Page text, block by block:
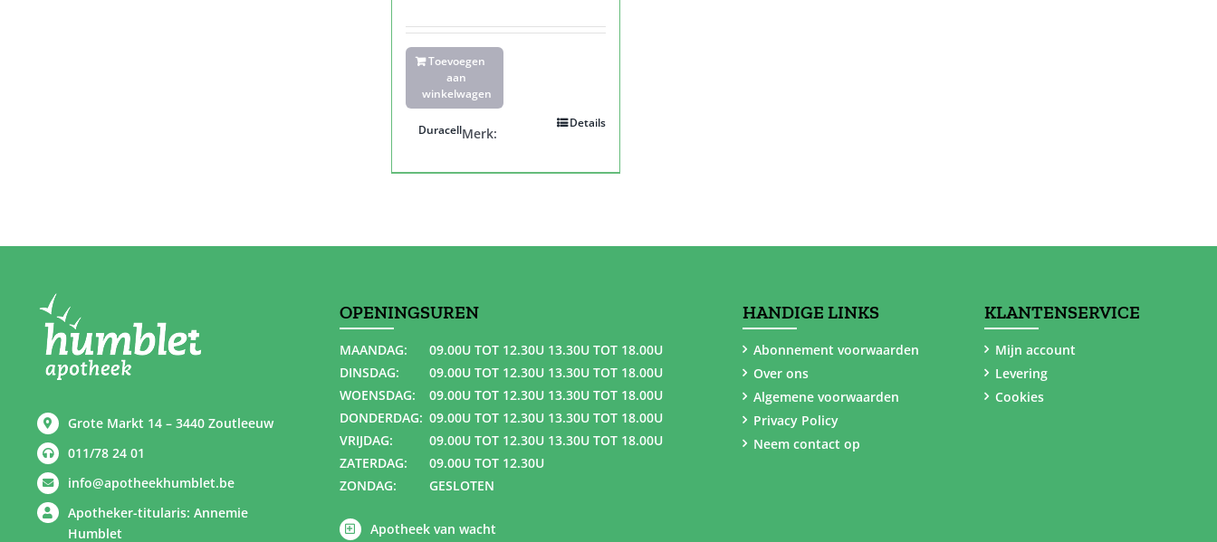
Toevoegen
aan
winkelwagen
Details
Merk:
Duracell
Grote Markt 14 – 3440 Zoutleeuw
011/78 24 01
info@apotheekhumblet.be
Apotheker-titularis: Annemie
Humblet
OPENINGSUREN
MAANDAG:
09.00U TOT 12.30U 13.30U TOT 18.00U
DINSDAG:
09.00U TOT 12.30U 13.30U TOT 18.00U
WOENSDAG:
09.00U TOT 12.30U 13.30U TOT 18.00U
DONDERDAG: 09.00U TOT 12.30U 13.30U TOT 18.00U
VRIJDAG:
09.00U TOT 12.30U 13.30U TOT 18.00U
ZATERDAG:
09.00U TOT 12.30U
ZONDAG:
GESLOTEN
Apotheek van wacht
HANDIGE LINKS
Abonnement voorwaarden
Over ons
Algemene voorwaarden
Privacy Policy
Neem contact op
KLANTENSERVICE
Mijn account
Levering
Cookies